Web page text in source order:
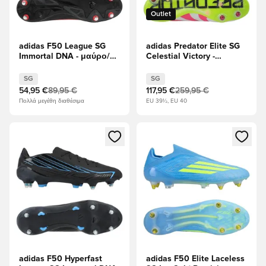
adidas F50 League SG
Immortal DNA - μαύρο/
SG
54,95 €89,95 €
Πολλά μεγέθη διαθέσιμα
Outlet
adidas Predator Elite SG
Celestial Victory -
Διαυγές Ροζ/Διαυγές
λεμόνι
SG
117,95 €259,95 €
EU 39½, EU 40
Ανοίγει ένα Modal για να συνδεθείτε ή να εγγραφείτε ως
adidas F50 Hyperfast
Ανοίγει ένα Modal για να
adidas F50 Elite Laceless